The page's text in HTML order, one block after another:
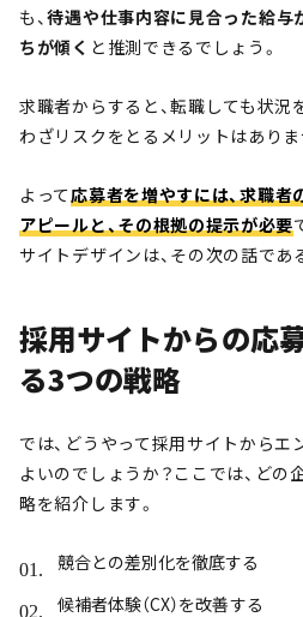
も、待遇や仕事内容に見合った給与
ちが傾く と推測できるでしょう。
求職者からすると、転職しても状況
わざリスクをとるメリットはありま
よって応募者を増やすには、求職
アピールと、その根拠の提示が必要
サイトデザインは、その次の話であ
採用サイトからの応
る3つの戦略
では、どうやって採用サイトからエ
よいのでしょうか？ここでは、ど
略を紹介します。
競合との差別化を徹底する
候補者体験（CX）を改善する